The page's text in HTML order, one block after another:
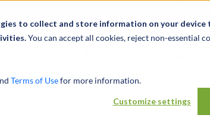
to collect and store information on your
You can accept all cookies, reject non-essential
Terms of Usefor more information.
Customize settings